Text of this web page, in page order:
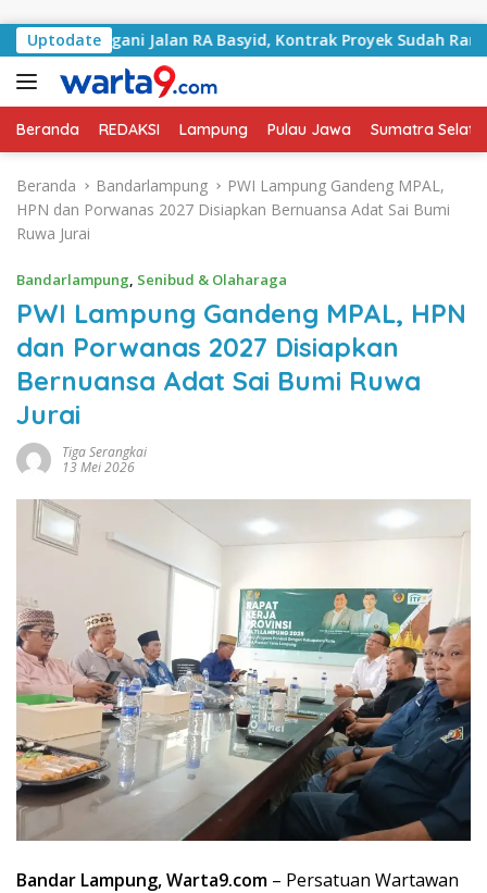
Uptodate
Tangani Jalan RA Basyid, Kontrak Proyek Sudah Rampung
Beranda REDAKSI Lampung Pulau Jawa Sumatra
Beranda Bandarlampung
PWI Lampung Gandeng MPAL,
HPN dan Porwanas 2027 Disiapkan Bernuansa Adat Sai Bumi
Ruwa Jurai
Bandarlampung, Senibud & Olaharaga
PWI Lampung Gandeng MPAL, HPN
dan Porwanas 2027 Disiapkan
Bernuansa Adat Sai Bumi Ruwa
Jurai
Tiga Serangkai
13 Mei 2026
Bandar Lampung, Warta9.com – Persatuan Wartawan